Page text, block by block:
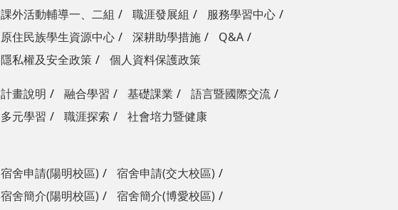
課外活動輔導一、二組
職涯發展組
服務學習中心
原住民族學生資源中心
深耕助學措施
Q&A
隱私權及安全政策
個人資料保護政策
計畫說明 融合學習 基礎課業
語言暨國際交流
多元學習
職涯探索 社會培力暨健康
宿舍申請(陽明校區)
宿舍申請(交大校區)
宿舍簡介(陽明校區)
宿舍簡介(博愛校區)